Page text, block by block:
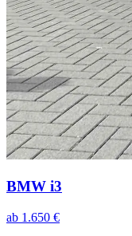
BMW i3
ab 1.650 €